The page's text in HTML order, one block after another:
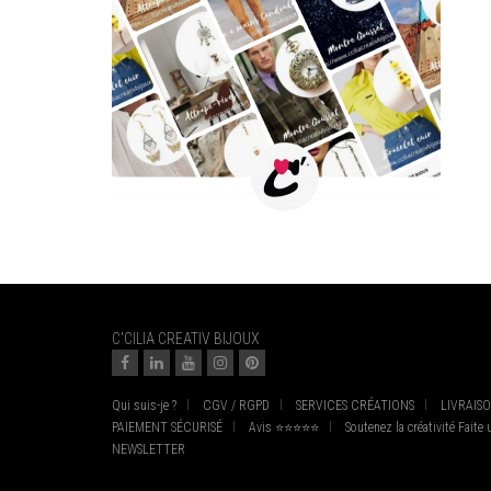
C'CILIA CREATIV BIJOUX
Qui suis-je ? CGV / RGPD SERVICES CRÉATIONS
PAIEMENT SÉCURISÉ
Avis ⭐⭐⭐⭐⭐ Soutenez la créativité
NEWSLETTER